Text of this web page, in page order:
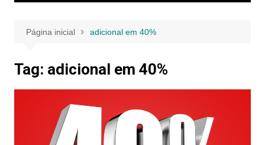
Página inicial adicional em 40%
Tag: adicional em 40%